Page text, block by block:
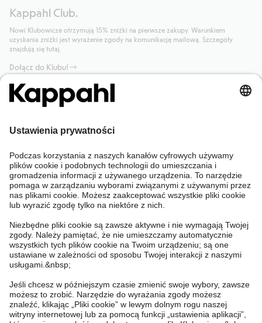
Kappahl Club.
Nowi Klubowicze otrzymują 15% zniżki na pierwsze zakupy. Warunkiem
uzyskania zniżki jest wyrażenie zgody na komunikację mailową. Szczegóły
znajdują się tutaj.
Dołącz do Klubu!
Potrzebujesz pomocy?
Sklep internetowy
Częste pytania
Twoje zamówienie
Skontaktuj się z nami
Znajdź sklep
Kappahl Club
Mój profil
Kappahl Club
Warunki członkostwa
O nas
O Kappahl Group
Zrównoważony rozwój
Praca u nas
Warunki i zasady
Ogólne warunki zakupu
Więcej od nas